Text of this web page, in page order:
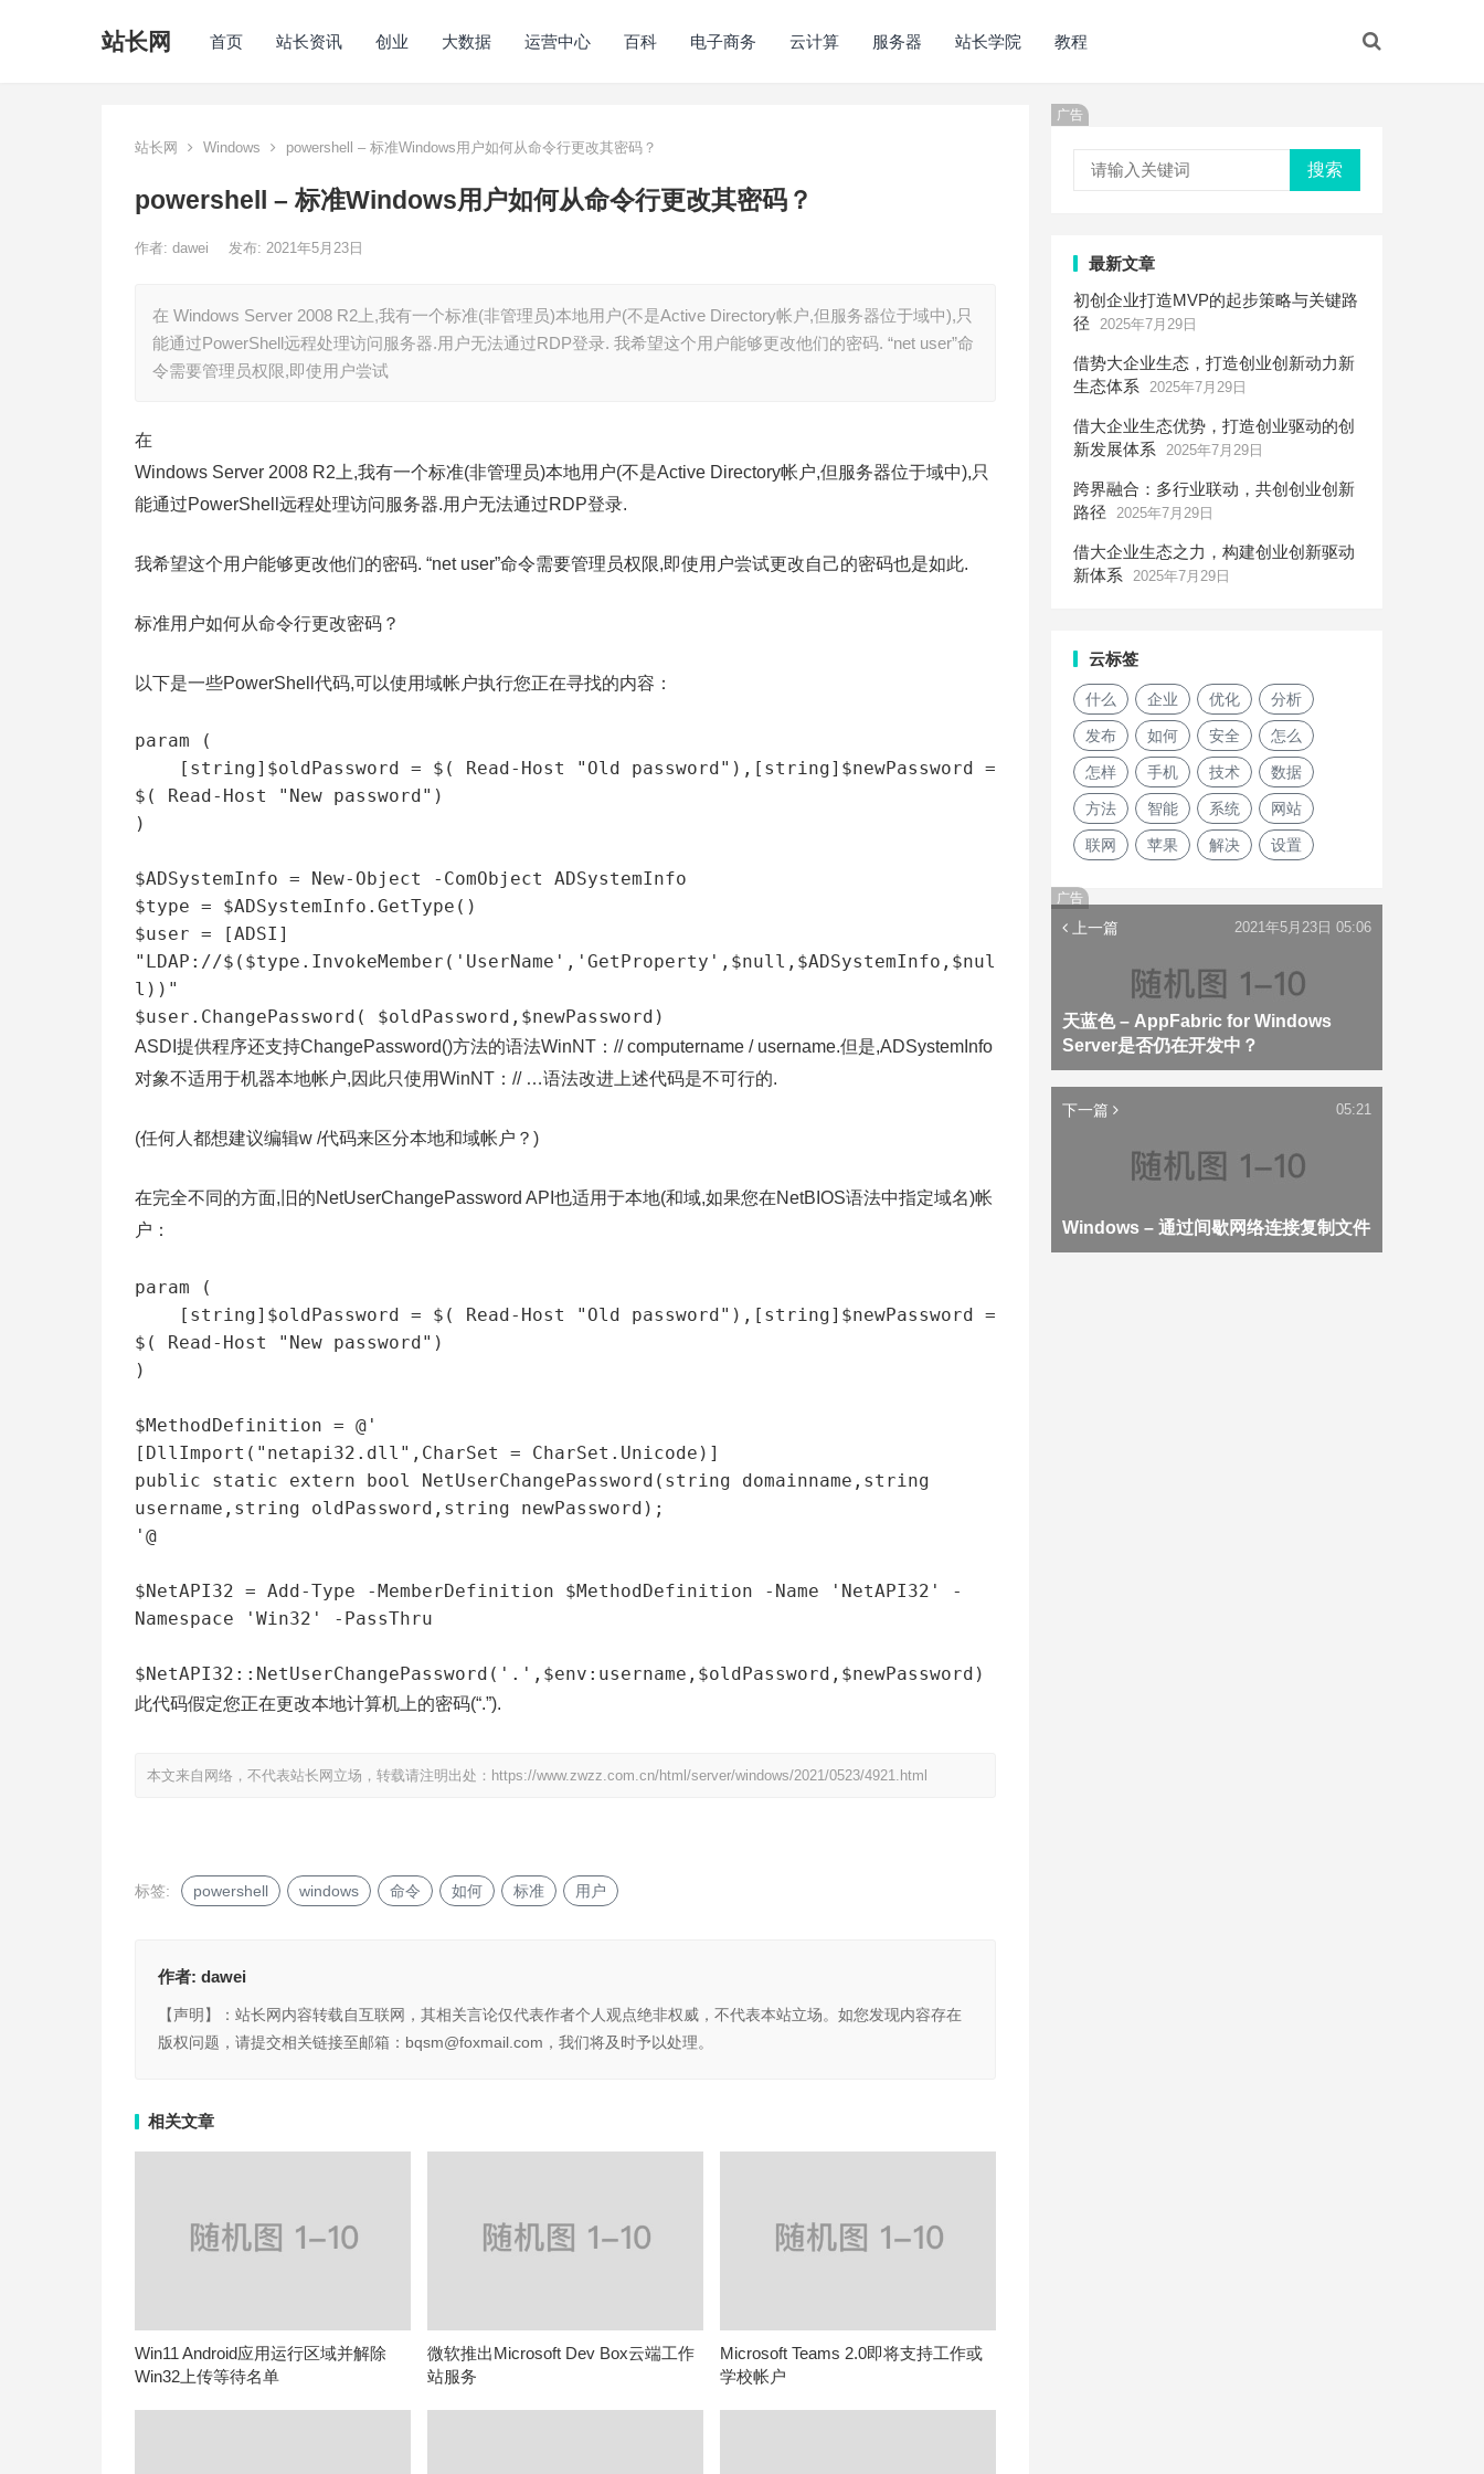
站长网 首页 站长资讯 创业 大数据 运营中心 百科 电子商务 云计算 服务器 站长学院 教程
站长网 Windows powershell – 标准Windows用户如何从命令行更改其密码？
powershell – 标准Windows用户如何从命令行更改其密码？
作者: dawei 发布: 2021年5月23日
在 Windows Server 2008 R2上,我有一个标准(非管理员)本地用户(不是Active Directory帐户,但服务器位于域中),只
能通过PowerShell远程处理访问服务器.用户无法通过RDP登录. 我希望这个用户能够更改他们的密码. “net user”命
令需要管理员权限,即使用户尝试
在
Windows Server 2008 R2上,我有一个标准(非管理员)本地用户(不是Active Directory帐户,但服务器位于域中),只
能通过PowerShell远程处理访问服务器.用户无法通过RDP登录.
我希望这个用户能够更改他们的密码. “net user”命令需要管理员权限,即使用户尝试更改自己的密码也是如此.
标准用户如何从命令行更改密码？
以下是一些PowerShell代码,可以使用域帐户执行您正在寻找的内容：
param (
$( Read-Host "New password")
)
$ADSystemInfo = New-Object -ComObject ADSystemInfo
$type = $ADSystemInfo.GetType()
$user = [ADSI]
"LDAP://$($type.InvokeMember('UserName','GetProperty',$null,$ADSystemInfo,$nul
l))"
$user.ChangePassword( $oldPassword,$newPassword)
ASDI提供程序还支持ChangePassword()方法的语法WinNT：// computername / username.但是,ADSystemInfo
对象不适用于机器本地帐户,因此只使用WinNT：// …语法改进上述代码是不可行的.
(任何人都想建议编辑w /代码来区分本地和域帐户？)
在完全不同的方面,旧的NetUserChangePassword API也适用于本地(和域,如果您在NetBIOS语法中指定域名)帐
户：
param (
$( Read-Host "New password")
)
$MethodDefinition = @'
[DllImport("netapi32.dll",CharSet = CharSet.Unicode)]
public static extern bool NetUserChangePassword(string domainname,string
username,string oldPassword,string newPassword);
'@
$NetAPI32 = Add-Type -MemberDefinition $MethodDefinition -Name 'NetAPI32' -
Namespace 'Win32' -PassThru
$NetAPI32::NetUserChangePassword('.',$env:username,$oldPassword,$newPassword)
此代码假定您正在更改本地计算机上的密码(“.”).
本文来自网络，不代表站长网立场，转载请注明出处： https://www.zwzz.com.cn/html/server/windows/2021/0523/4921.html
标签: powershell windows 命令 如何 标准 用户
作者: dawei
【声明】：站长网内容转载自互联网，其相关言论仅代表作者个人观点绝非权威，不代表本站立场。如您发现内容存在
版权问题，请提交相关链接至邮箱：bqsm@foxmail.com，我们将及时予以处理。
相关文章
Win11 Android应用运行区域并解除
Win32上传等待名单
微软推出Microsoft Dev Box云端工作
站服务
Microsoft Teams 2.0即将支持工作或
学校帐户
广告
搜索
最新文章
初创企业打造MVP的起步策略与关键路
径
2025年7月29日
借势大企业生态，打造创业创新动力新
生态体系
2025年7月29日
借大企业生态优势，打造创业驱动的创
新发展体系
2025年7月29日
跨界融合：多行业联动，共创创业创新
路径
2025年7月29日
借大企业生态之力，构建创业创新驱动
新体系
2025年7月29日
云标签
什么 企业 优化 分析
发布 如何 安全 怎么
怎样 手机 技术 数据
方法 智能 系统 网站
联网 苹果 解决 设置
广告
上一篇
天蓝色 – AppFabric for Windows
Server是否仍在开发中？
2021年5月23日 05:06
下一篇
Windows – 通过间歇网络连接复制文件
05:21